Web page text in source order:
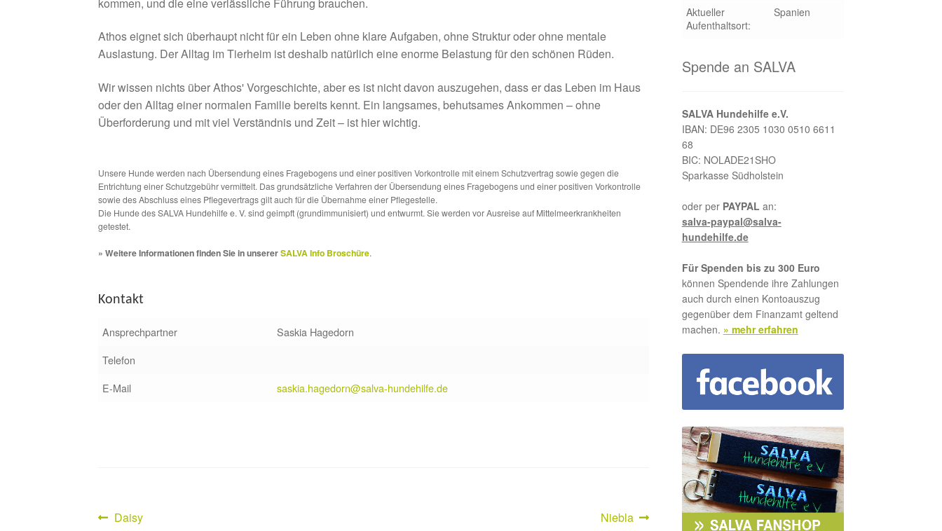
Athos eignet sich überhaupt nicht für ein Leben ohne klare Aufgaben, ohne Struktur oder ohne mentale
Auslastung. Der Alltag im Tierheim ist deshalb natürlich eine enorme Belastung für den schönen Rüden.
Wir wissen nichts über Athos' Vorgeschichte, aber es ist nicht davon auszugehen, dass er das Leben im Haus
oder den Alltag einer normalen Familie bereits kennt. Ein langsames, behutsames Ankommen – ohne
Überforderung und mit viel Verständnis und Zeit – ist hier wichtig.
Unsere Hunde werden nach Übersendung eines Fragebogens und einer positiven Vorkontrolle mit einem Schutzvertrag sowie gegen die
Entrichtung einer Schutzgebühr vermittelt. Das grundsätzliche Verfahren der Übersendung eines Fragebogens und einer positiven Vorkontrolle
sowie des Abschluss eines Pflegevertrags gilt auch für die Übernahme einer Pflegestelle.
Die Hunde des SALVA Hundehilfe e. V. sind geimpft (grundimmunisiert) und entwurmt. Sie werden vor Ausreise auf Mittelmeerkrankheiten
getestet.
» Weitere Informationen finden Sie in unsererSALVA Info Broschüre.
Kontakt
Ansprechpartner
Saskia Hagedorn
Telefon
E-Mail
saskia.hagedorn@salva-hundehilfe.de
Beitragsnavigation
Vorheriger
Daisy
Nächster
Niebla
Aktueller
Aufenthaltsort:
Spanien
Spende an SALVA
SALVA Hundehilfe e.V.
IBAN: DE96 2305 1030 0510 6611
68
BIC: NOLADE21SHO
Sparkasse Südholstein
oder per PAYPAL an:
salva-paypal@salva-
hundehilfe.de
Für Spenden bis zu 300 Euro
können Spendende ihre Zahlungen
auch durch einen Kontoauszug
gegenüber dem Finanzamt geltend
machen. » mehr erfahren